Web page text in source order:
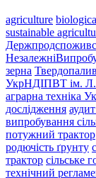
agriculture
sustainable
зерна
УкрНДІПВТ ім. Л.
аграрна техніка
дослідження
випробування
потужний трактор
родючість ґрунту
трактор сільське
технічний